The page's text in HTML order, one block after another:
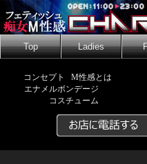
Top Ladies
コンセプト
M性感とは
エナメルボンデージ
コスチューム